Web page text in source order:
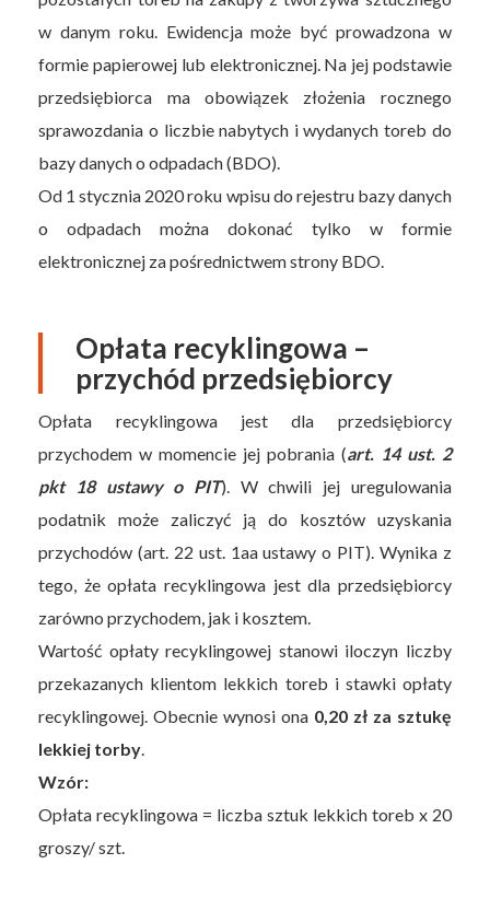
w danym roku. Ewidencja może być prowadzona w
formie papierowej lub elektronicznej. Na jej podstawie
przedsiębiorca ma obowiązek złożenia rocznego
sprawozdania o liczbie nabytych i wydanych toreb do
bazy danych o odpadach (BDO).
Od 1 stycznia 2020 roku wpisu do rejestru bazy danych
o odpadach można dokonać tylko w formie
elektronicznej za pośrednictwem strony BDO.
Opłata recyklingowa –
przychód przedsiębiorcy
Opłata recyklingowa jest dla przedsiębiorcy
przychodem w momencie jej pobrania (art. 14 ust. 2
pkt 18 ustawy o PIT). W chwili jej uregulowania
podatnik może zaliczyć ją do kosztów uzyskania
przychodów (art. 22 ust. 1aa ustawy o PIT). Wynika z
tego, że opłata recyklingowa jest dla przedsiębiorcy
zarówno przychodem, jak i kosztem.
Wartość opłaty recyklingowej stanowi iloczyn liczby
przekazanych klientom lekkich toreb i stawki opłaty
recyklingowej. Obecnie wynosi ona 0,20 zł za sztukę
lekkiej torby.
Wzór:
Opłata recyklingowa = liczba sztuk lekkich toreb x 20
groszy/ szt.